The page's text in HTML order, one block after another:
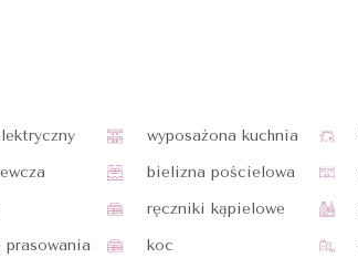
prasowania
wyposażona kuchnia
bielizna pościelowa
ręczniki kąpielowe
koc